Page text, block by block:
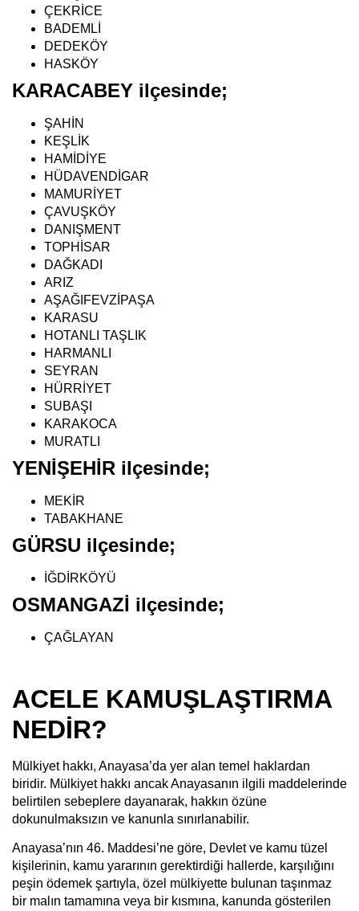
ÇEKRİCE
BADEMLİ
DEDEKÖY
HASKÖY
KARACABEY ilçesinde;
ŞAHİN
KEŞLİK
HAMİDİYE
HÜDAVENDİGAR
MAMURİYET
ÇAVUŞKÖY
DANIŞMENT
TOPHİSAR
DAĞKADI
ARIZ
AŞAĞIFEVZİPAŞA
KARASU
HOTANLI TAŞLIK
HARMANLI
SEYRAN
HÜRRİYET
SUBAŞI
KARAKOCA
MURATLI
YENİŞEHİR ilçesinde;
MEKİR
TABAKHANE
GÜRSU ilçesinde;
İĞDİRKÖYÜ
OSMANGAZİ ilçesinde;
ÇAĞLAYAN
ACELE KAMUŞLAŞTIRMA
NEDİR?
Mülkiyet hakkı, Anayasa’da yer alan temel haklardan
biridir. Mülkiyet hakkı ancak Anayasanın ilgili maddelerinde
belirtilen sebeplere dayanarak, hakkın özüne
dokunulmaksızın ve kanunla sınırlanabilir.
Anayasa’nın 46. Maddesi’ne göre, Devlet ve kamu tüzel
kişilerinin, kamu yararının gerektirdiği hallerde, karşılığını
peşin ödemek şartıyla, özel mülkiyette bulunan taşınmaz
bir malın tamamına veya bir kısmına, kanunda gösterilen